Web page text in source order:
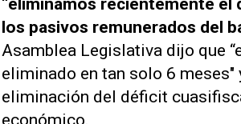
los pasivos remunerados del
Asamblea Legislativa dijo que
eliminado en tan solo 6
eliminación del déficit
económico.